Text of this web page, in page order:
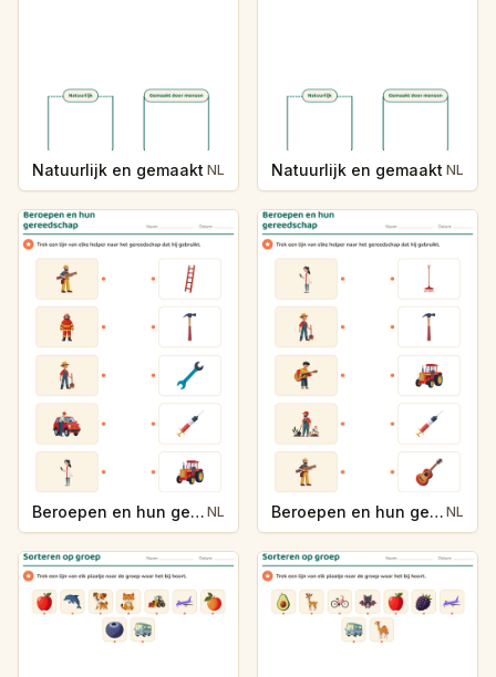
Natuurlijk en gemaakt NL Natuurlijk en gemaakt NL
Beroepen en hun gereedschap NL Beroepen en hun gereedschap NL